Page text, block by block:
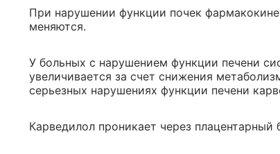
При нарушении функции почек
меняются.
У больных с нарушением функции печени
увеличивается за счет снижения
серьезных нарушениях функции печени
Карведилол проникает через